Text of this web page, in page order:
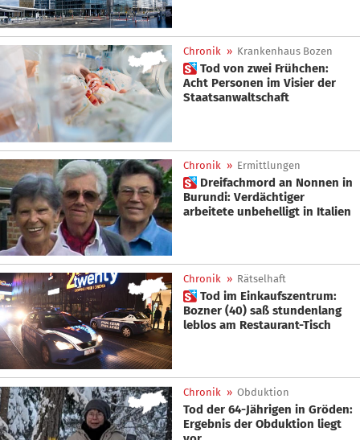
Chronik » Krankenhaus Bozen
 Tod von zwei Frühchen:
Acht Personen im Visier der
Staatsanwaltschaft
Chronik » Ermittlungen
 Dreifachmord an Nonnen in
Burundi: Verdächtiger
arbeitete unbehelligt in Italien
Chronik » Rätselhaft
 Tod im Einkaufszentrum:
Bozner (40) saß stundenlang
leblos am Restaurant-Tisch
Chronik » Obduktion
Tod der 64-Jährigen in Gröden:
Ergebnis der Obduktion liegt